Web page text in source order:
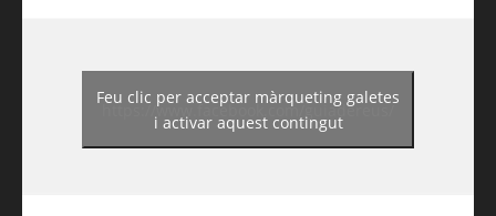
https://www.facebook.com/guiadereus/
Feu clic per acceptar màrqueting galetes
i activar aquest contingut